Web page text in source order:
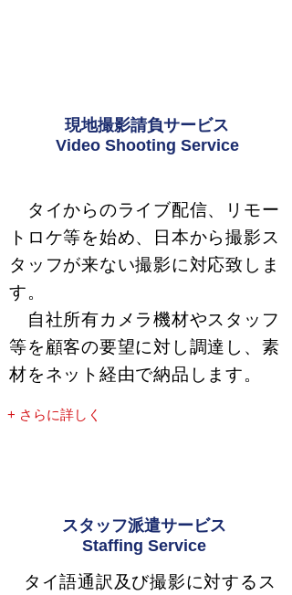
現地撮影請負サービス
Video Shooting Service
タイからのライブ配信、リモー
トロケ等を始め、日本から撮影ス
タッフが来ない撮影に対応致しま
す。
自社所有カメラ機材やスタッフ
等を顧客の要望に対し調達し、素
材をネット経由で納品します。
+ さらに詳しく
スタッフ派遣サービス
Staffing Service
タイ語通訳及び撮影に対するス